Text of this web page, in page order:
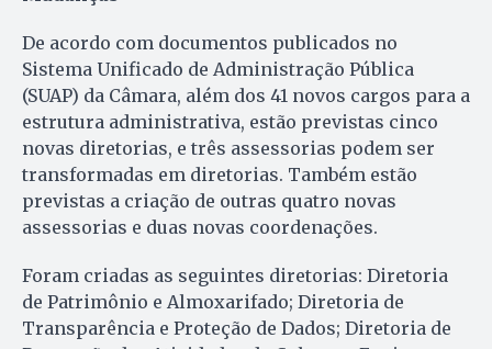
De acordo com documentos publicados no
Sistema Unificado de Administração Pública
(SUAP) da Câmara, além dos 41 novos cargos para a
estrutura administrativa, estão previstas cinco
novas diretorias, e três assessorias podem ser
transformadas em diretorias. Também estão
previstas a criação de outras quatro novas
assessorias e duas novas coordenações.
Foram criadas as seguintes diretorias: Diretoria
de Patrimônio e Almoxarifado; Diretoria de
Transparência e Proteção de Dados; Diretoria de